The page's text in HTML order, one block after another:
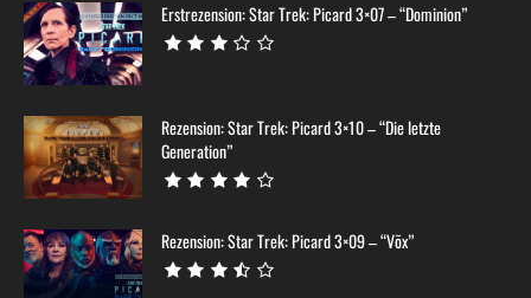
Erstrezension: Star Trek: Picard 3×07 – “Dominion”
Rezension: Star Trek: Picard 3×10 – “Die letzte
Generation”
Rezension: Star Trek: Picard 3×09 – “Võx”